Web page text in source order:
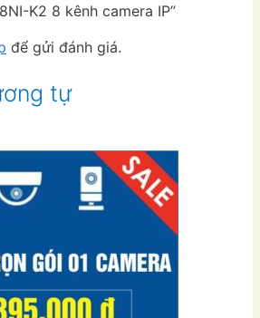
K2 8 kênh camera IP”
để gửi đánh giá.
tự